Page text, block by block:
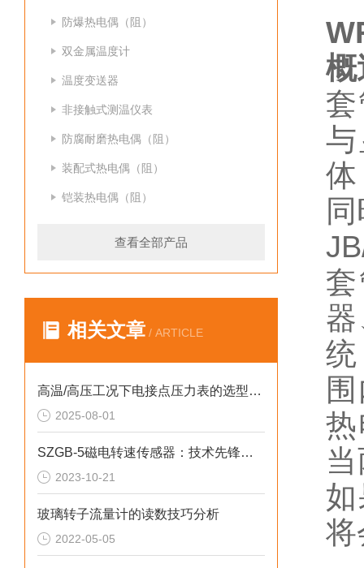
防爆热电偶（阻）
双金属温度计
温度变送器
非接触式测温仪表
防腐耐磨热电偶（阻）
装配式热电偶（阻）
铠装热电偶（阻）
查看全部产品
相关文章 / ARTICLE
高温/高压工况下电接点压力表的选型策略
2025-08-01
SZGB-5磁电转速传感器：技术先锋，驱动工业发展
2023-10-21
玻璃转子流量计的读数技巧分析
2022-05-05
概
将